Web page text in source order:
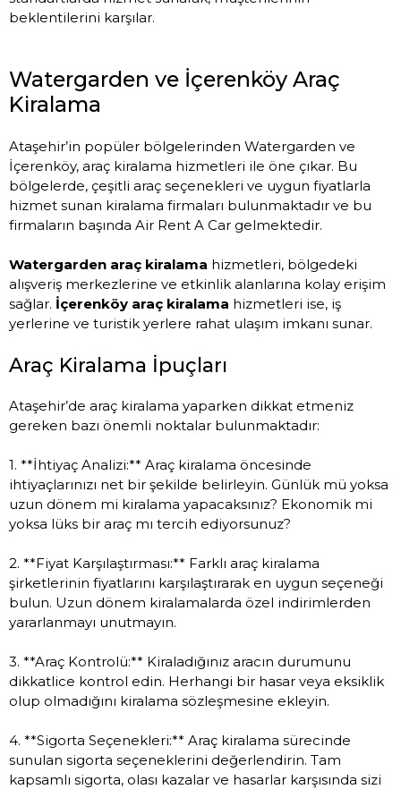
beklentilerini karşılar.
Watergarden ve İçerenköy Araç
Kiralama
Ataşehir’in popüler bölgelerinden Watergarden ve
İçerenköy, araç kiralama hizmetleri ile öne çıkar. Bu
bölgelerde, çeşitli araç seçenekleri ve uygun fiyatlarla
hizmet sunan kiralama firmaları bulunmaktadır ve bu
firmaların başında Air Rent A Car gelmektedir.
Watergarden araç kiralama hizmetleri, bölgedeki
alışveriş merkezlerine ve etkinlik alanlarına kolay erişim
sağlar. İçerenköy araç kiralama hizmetleri ise, iş
yerlerine ve turistik yerlere rahat ulaşım imkanı sunar.
Araç Kiralama İpuçları
Ataşehir’de araç kiralama yaparken dikkat etmeniz
gereken bazı önemli noktalar bulunmaktadır:
1. **İhtiyaç Analizi:** Araç kiralama öncesinde
ihtiyaçlarınızı net bir şekilde belirleyin. Günlük mü yoksa
uzun dönem mi kiralama yapacaksınız? Ekonomik mi
yoksa lüks bir araç mı tercih ediyorsunuz?
2. **Fiyat Karşılaştırması:** Farklı araç kiralama
şirketlerinin fiyatlarını karşılaştırarak en uygun seçeneği
bulun. Uzun dönem kiralamalarda özel indirimlerden
yararlanmayı unutmayın.
3. **Araç Kontrolü:** Kiraladığınız aracın durumunu
dikkatlice kontrol edin. Herhangi bir hasar veya eksiklik
olup olmadığını kiralama sözleşmesine ekleyin.
4. **Sigorta Seçenekleri:** Araç kiralama sürecinde
sunulan sigorta seçeneklerini değerlendirin. Tam
kapsamlı sigorta, olası kazalar ve hasarlar karşısında sizi